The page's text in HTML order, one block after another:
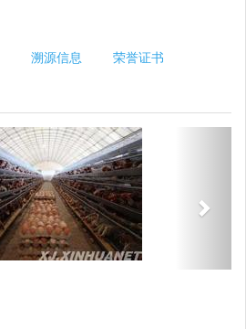
溯源信息 荣誉证书